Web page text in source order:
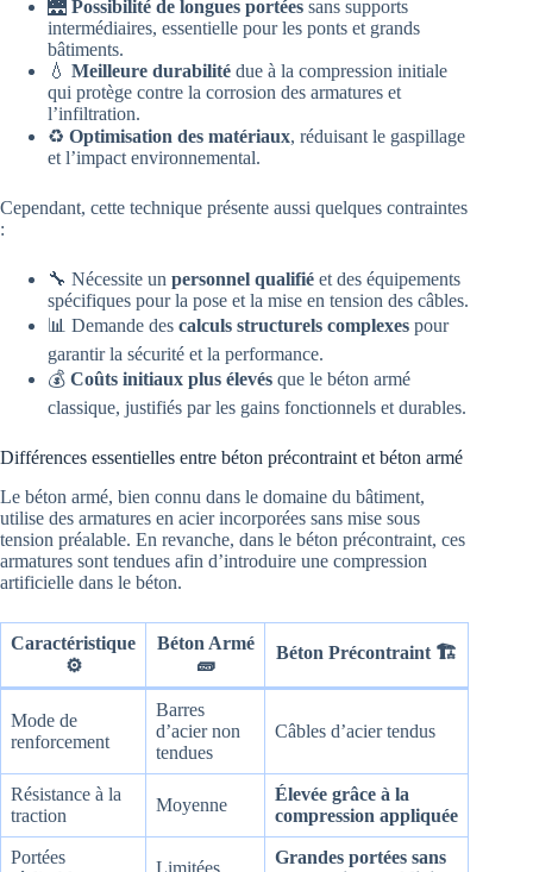
🌉 Possibilité de longues portées sans supports
intermédiaires, essentielle pour les ponts et grands
bâtiments.
💧 Meilleure durabilité due à la compression initiale
qui protège contre la corrosion des armatures et
l’infiltration.
♻️ Optimisation des matériaux, réduisant le gaspillage
et l’impact environnemental.
Cependant, cette technique présente aussi quelques contraintes
:
🔧 Nécessite un personnel qualifié et des équipements
spécifiques pour la pose et la mise en tension des câbles.
📊 Demande des calculs structurels complexes pour
garantir la sécurité et la performance.
💰 Coûts initiaux plus élevés que le béton armé
classique, justifiés par les gains fonctionnels et durables.
Différences essentielles entre béton précontraint et béton armé
Le béton armé, bien connu dans le domaine du bâtiment,
utilise des armatures en acier incorporées sans mise sous
tension préalable. En revanche, dans le béton précontraint, ces
armatures sont tendues afin d’introduire une compression
artificielle dans le béton.
Caractéristique
⚙️
Béton Armé
🧱
Béton Précontraint 🏗️
Mode de
renforcement
Barres
d’acier non
tendues
Câbles d’acier tendus
Résistance à la
traction
Moyenne
Élevée grâce à la
compression appliquée
Portées
Limitées
Grandes portées sans